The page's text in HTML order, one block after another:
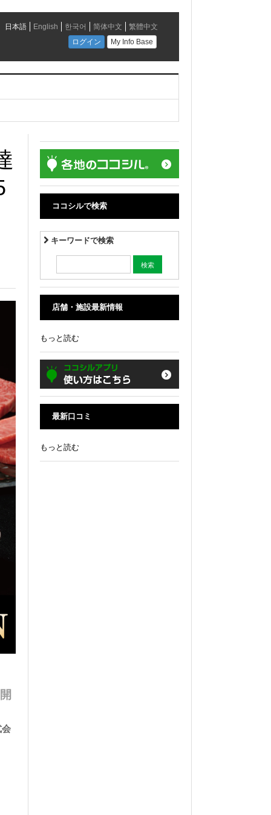
会
ココシルで検索
キーワードで検索
店舗・施設最新情報
もっと読む
最新口コミ
もっと読む